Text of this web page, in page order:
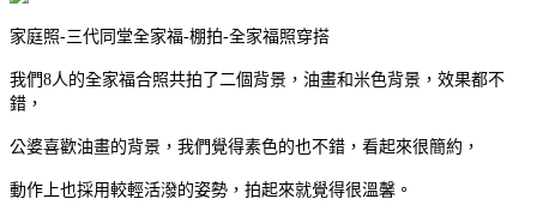
家庭照-三代同堂全家福-棚拍-全家福照穿搭
我們8人的全家福合照共拍了二個背景，油畫和米色背景，效果都不
錯，
公婆喜歡油畫的背景，我們覺得素色的也不錯，看起來很簡約，
動作上也採用較輕活潑的姿勢，拍起來就覺得很溫馨。